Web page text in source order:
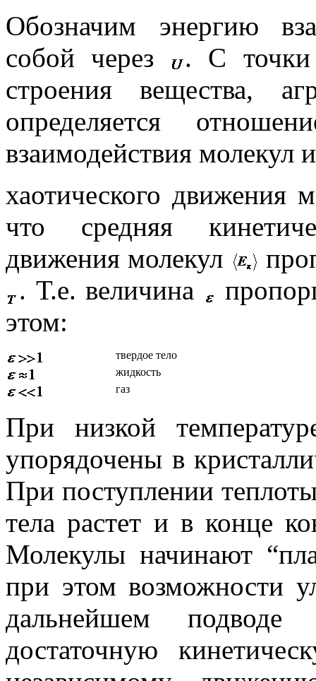
Обозначим энергию
собой через
. С точки
строения вещества,
определяется
взаимодействия молекул
хаотического движения
что средняя
движения молекул
. Т.е. величина
этом:
твердое тело
жидкость
газ
При низкой
упорядочены в
При поступлении
тела растет и в конце
Молекулы начинают
при этом возможности
дальнейшем
достаточную